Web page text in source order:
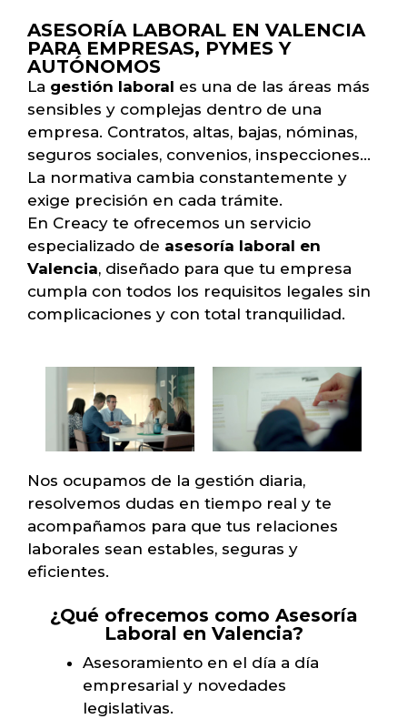
ASESORÍA LABORAL EN VALENCIA
PARA EMPRESAS, PYMES Y
AUTÓNOMOS
La gestión laboral es una de las áreas más
sensibles y complejas dentro de una
empresa. Contratos, altas, bajas, nóminas,
seguros sociales, convenios, inspecciones…
La normativa cambia constantemente y
exige precisión en cada trámite.
En Creacy te ofrecemos un servicio
especializado de asesoría laboral en
Valencia, diseñado para que tu empresa
cumpla con todos los requisitos legales sin
complicaciones y con total tranquilidad.
Nos ocupamos de la gestión diaria,
resolvemos dudas en tiempo real y te
acompañamos para que tus relaciones
laborales sean estables, seguras y
eficientes.
¿Qué ofrecemos como Asesoría
Laboral en Valencia?
Asesoramiento en el día a día
empresarial y novedades
legislativas.